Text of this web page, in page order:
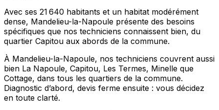
Avec ses 21 640 habitants et un habitat modérément
dense, Mandelieu-la-Napoule présente des besoins
spécifiques que nos techniciens connaissent bien, du
quartier Capitou aux abords de la commune.
À Mandelieu-la-Napoule, nos techniciens couvrent aussi
bien La Napoule, Capitou, Les Termes, Minelle que
Cottage, dans tous les quartiers de la commune.
Diagnostic d’abord, devis ferme ensuite : vous décidez
en toute clarté.